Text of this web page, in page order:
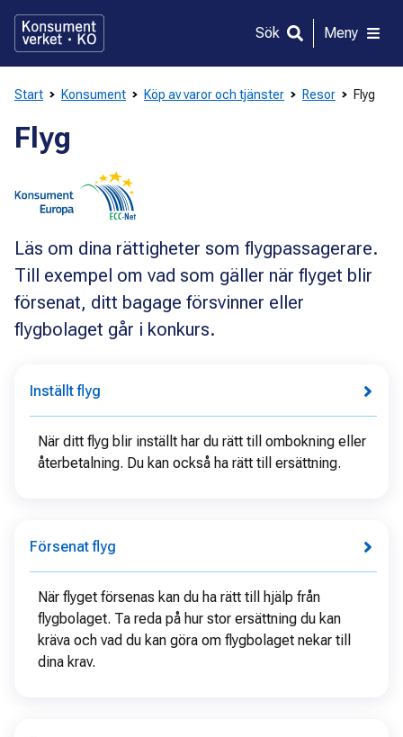
direkt
innehållet
Sök Meny
Start Konsument Köp av varor och tjänster Resor Flyg
Flyg
Läs om dina rättigheter som flygpassagerare.
Till exempel om vad som gäller när flyget blir
försenat, ditt bagage försvinner eller
flygbolaget går i konkurs.
Inställt flyg
När ditt flyg blir inställt har du rätt till ombokning eller
återbetalning. Du kan också ha rätt till ersättning.
Försenat flyg
När flyget försenas kan du ha rätt till hjälp från
flygbolaget. Ta reda på hur stor ersättning du kan
kräva och vad du kan göra om flygbolaget nekar till
dina krav.